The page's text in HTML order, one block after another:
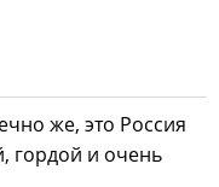
же, это Россия
гордой и очень